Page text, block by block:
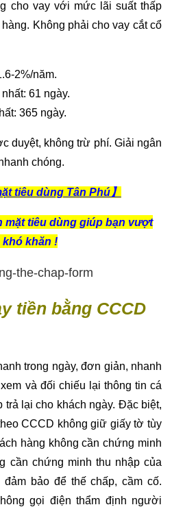
cho vay với mức lãi suất thấp
Không phải cho vay cắt cổ
2%/năm.
61 ngày.
365 ngày.
duyệt, không trừ phí. Giải ngân
chóng.
tiêu dùng Tân Phú】
mặt tiêu dùng giúp bạn vượt
khó khăn !
tiền bằng CCCD
trong ngày, đơn giản, nhanh
và đối chiếu lại thông tin cá
trả lại cho khách ngày. Đặc biệt,
CCCD không giữ giấy tờ tùy
hàng không cần chứng minh
cần chứng minh thu nhập của
bảo để thế chấp, cầm cố.
gọi điện thẩm định người